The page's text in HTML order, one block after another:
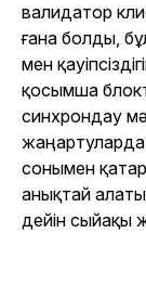
валидатор
ғана болды,
мен
қосымша
синхрондау
жаңартуларда
сонымен
анықтай
дейін сыйақы